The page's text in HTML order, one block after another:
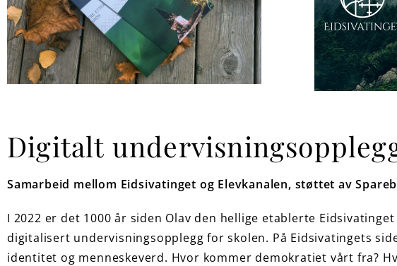
Digitalt
Samarbeid mellom Eidsivatinget og Elevkanalen, støttet av
I 2022 er det 1000 år siden Olav den hellige etablerte
digitalisert undervisningsopplegg for skolen. På Eidsivatingets
identitet og menneskeverd. Hvor kommer demokratiet vårt fra?